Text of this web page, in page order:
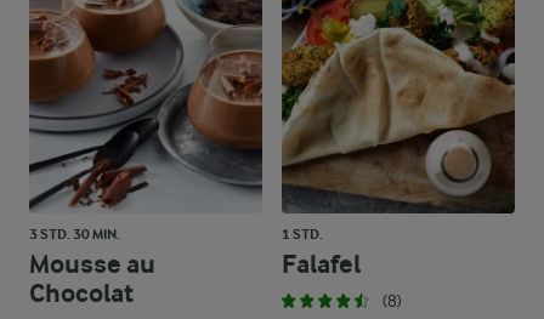
3 STD. 30 MIN.
Mousse au
Chocolat
1 STD.
Falafel
(8)